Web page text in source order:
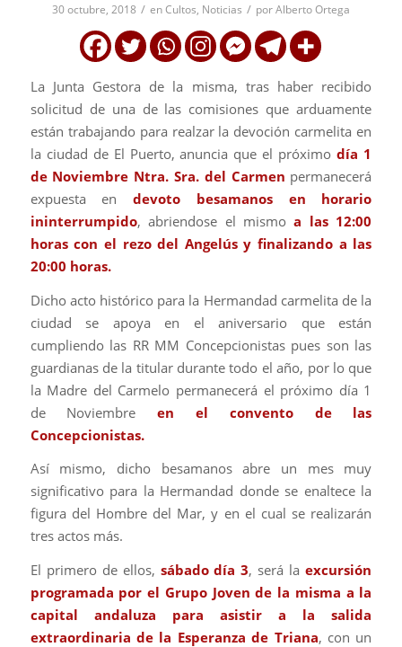
30 octubre, 2018 / enCultos, Noticias / porAlberto Ortega
La Junta Gestora de la misma, tras haber recibido
solicitud de una de las comisiones que arduamente
están trabajando para realzar la devoción carmelita en
la ciudad de El Puerto, anuncia que el próximodía 1
de Noviembre Ntra. Sra. del Carmen permanecerá
expuesta endevoto besamanos en horario
ininterrumpido, abriendose el mismoa las 12:00
horas con el rezo del Angelús y finalizando a las
20:00 horas.
Dicho acto histórico para la Hermandad carmelita de la
ciudad se apoya en el aniversario que están
cumpliendo las RR MM Concepcionistas pues son las
guardianas de la titular durante todo el año, por lo que
la Madre del Carmelo permanecerá el próximo día 1
de Noviembre en el convento de las
Concepcionistas.
Así mismo, dicho besamanos abre un mes muy
significativo para la Hermandad donde se enaltece la
figura del Hombre del Mar, y en el cual se realizarán
tres actos más.
El primero de ellos, sábado día 3, será laexcursión
programada por el Grupo Joven de la misma a la
capital andaluza para asistir a la salida
extraordinaria de la Esperanza de Triana, con un